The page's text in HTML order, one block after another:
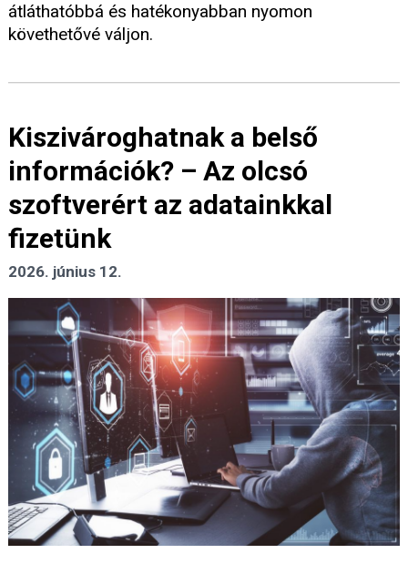
átláthatóbbá és hatékonyabban nyomon
követhetővé váljon.
Kiszivároghatnak a belső
információk? – Az olcsó
szoftverért az adatainkkal
fizetünk
2026. június 12.